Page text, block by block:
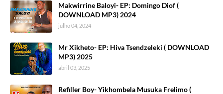
Makwirrine Baloyi- EP: Domingo Diof (
DOWNLOAD MP3) 2024
julho 04, 2024
Mr Xikheto- EP: Hiva Tsendzeleki ( DOWNLOAD
MP3) 2025
abril 03, 2025
Refiller Boy- Yikhombela Musuka Frelimo (